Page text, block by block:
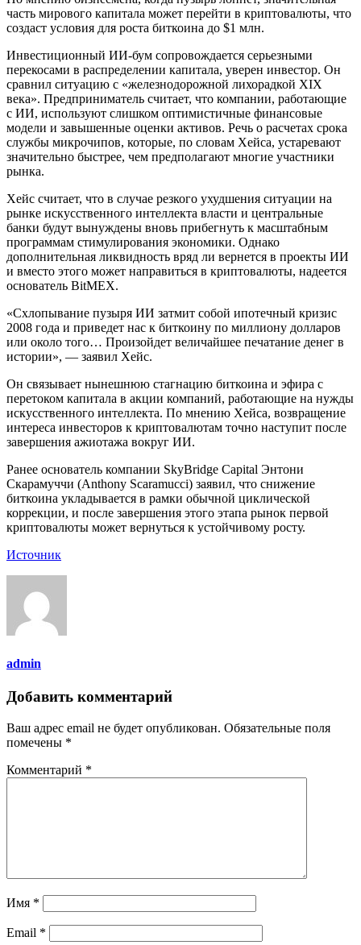
часть мирового капитала может перейти в криптовалюты, что
создаст условия для роста биткоина до $1 млн.
Инвестиционный ИИ-бум сопровождается серьезными
перекосами в распределении капитала, уверен инвестор. Он
сравнил ситуацию с «железнодорожной лихорадкой XIX
века». Предприниматель считает, что компании, работающие
с ИИ, используют слишком оптимистичные финансовые
модели и завышенные оценки активов. Речь о расчетах срока
службы микрочипов, которые, по словам Хейса, устаревают
значительно быстрее, чем предполагают многие участники
рынка.
Хейс считает, что в случае резкого ухудшения ситуации на
рынке искусственного интеллекта власти и центральные
банки будут вынуждены вновь прибегнуть к масштабным
программам стимулирования экономики. Однако
дополнительная ликвидность вряд ли вернется в проекты ИИ
и вместо этого может направиться в криптовалюты, надеется
основатель BitMEX.
«Схлопывание пузыря ИИ затмит собой ипотечный кризис
2008 года и приведет нас к биткоину по миллиону долларов
или около того… Произойдет величайшее печатание денег в
истории», — заявил Хейс.
Он связывает нынешнюю стагнацию биткоина и эфира с
перетоком капитала в акции компаний, работающие на нужды
искусственного интеллекта. По мнению Хейса, возвращение
интереса инвесторов к криптовалютам точно наступит после
завершения ажиотажа вокруг ИИ.
Ранее основатель компании SkyBridge Capital Энтони
Скарамуччи (Anthony Scaramucci) заявил, что снижение
биткоина укладывается в рамки обычной циклической
коррекции, и после завершения этого этапа рынок первой
криптовалюты может вернуться к устойчивому росту.
Источник
admin
Добавить комментарий
Ваш адрес email не будет опубликован. Обязательные поля
помечены *
Комментарий *
Имя *
Email *